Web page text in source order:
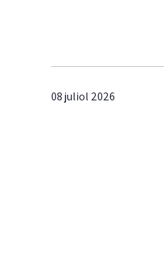
08 juliol 2026